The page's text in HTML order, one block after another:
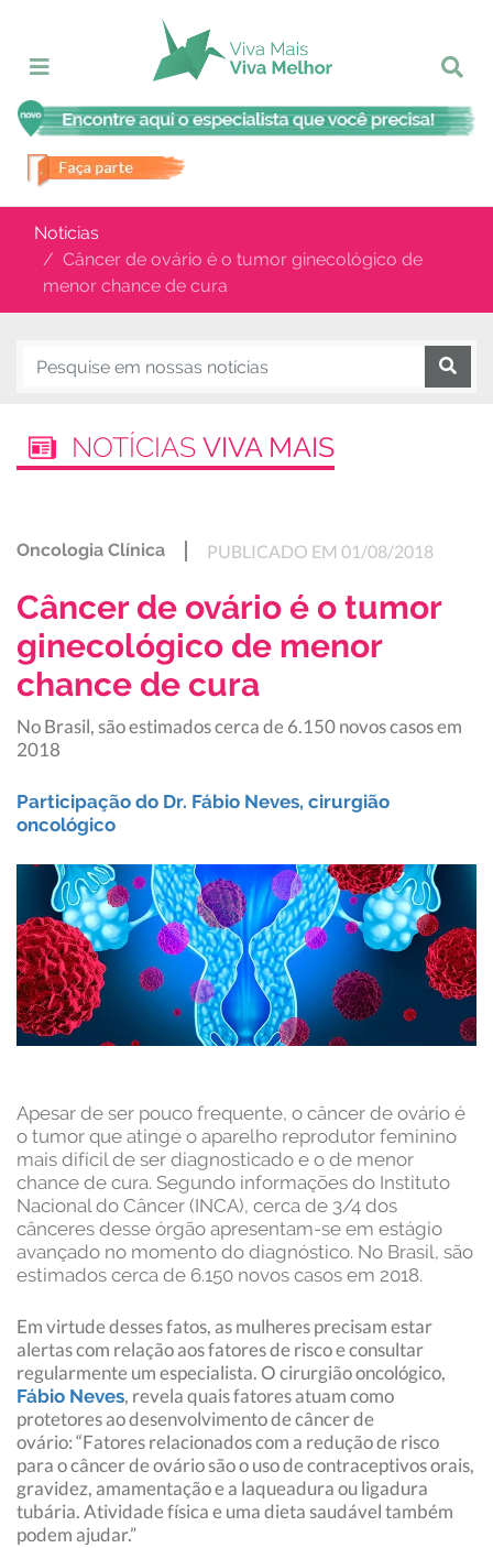
Notícias
Câncer de ovário é o tumor ginecológico de
menor chance de cura
NOTÍCIAS VIVA MAIS
Oncologia Clínica PUBLICADO EM 01/08/2018
Câncer de ovário é o tumor
ginecológico de menor
chance de cura
No Brasil, são estimados cerca de 6.150 novos casos em
2018
Participação do Dr. Fábio Neves, cirurgião
oncológico
Apesar de ser pouco frequente, o câncer de ovário é
o tumor que atinge o aparelho reprodutor feminino
mais difícil de ser diagnosticado e o de menor
chance de cura. Segundo informações do Instituto
Nacional do Câncer (INCA), cerca de 3/4 dos
cânceres desse órgão apresentam-se em estágio
avançado no momento do diagnóstico. No Brasil, são
estimados cerca de 6.150 novos casos em 2018.
Em virtude desses fatos, as mulheres precisam estar
alertas com relação aos fatores de risco e consultar
regularmente um especialista. O cirurgião oncológico,
Fábio Neves, revela quais fatores atuam como
protetores ao desenvolvimento de câncer de
ovário: “Fatores relacionados com a redução de risco
para o câncer de ovário são o uso de contraceptivos orais,
gravidez, amamentação e a laqueadura ou ligadura
tubária. Atividade física e uma dieta saudável também
podem ajudar.”